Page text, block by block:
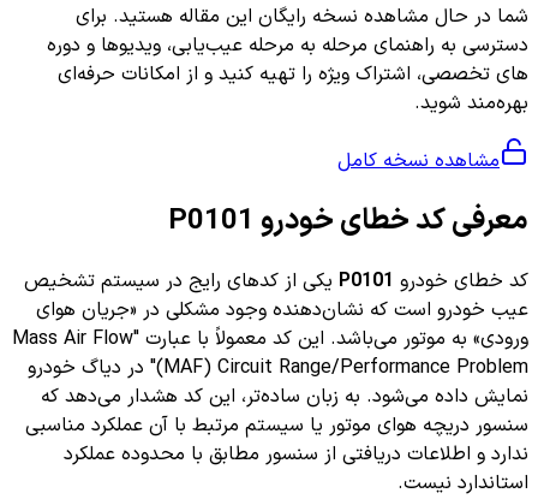
شما در حال مشاهده نسخه رایگان این مقاله هستید. برای
دسترسی به راهنمای مرحله به مرحله عیب‌یابی، ویدیوها و دوره
های تخصصی، اشتراک ویژه را تهیه کنید و از امکانات حرفه‌ای
بهره‌مند شوید.
مشاهده نسخه کامل
معرفی کد خطای خودرو P0101
کد خطای خودرو P0101 یکی از کدهای رایج در سیستم تشخیص
عیب خودرو است که نشان‌دهنده وجود مشکلی در «جریان هوای
ورودی» به موتور می‌باشد. این کد معمولاً با عبارت "Mass Air Flow
(MAF) Circuit Range/Performance Problem" در دیاگ خودرو
نمایش داده می‌شود. به زبان ساده‌تر، این کد هشدار می‌دهد که
سنسور دریچه هوای موتور یا سیستم مرتبط با آن عملکرد مناسبی
ندارد و اطلاعات دریافتی از سنسور مطابق با محدوده عملکرد
استاندارد نیست.